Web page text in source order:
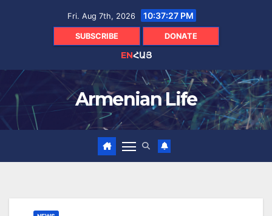
Fri. Aug 7th, 2026 10:37:28 PM
SUBSCRIBE DONATE
ENՀԱՅ
Armenian Life